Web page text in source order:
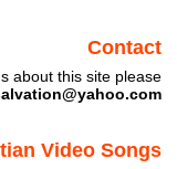
Contact
about this site please
Video Songs